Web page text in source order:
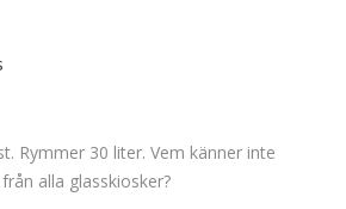
Rymmer 30 liter. Vem känner inte
alla glasskiosker?